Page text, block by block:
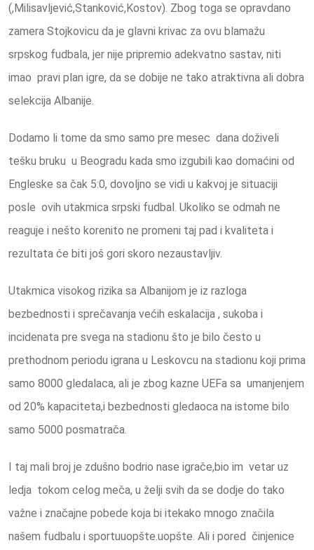
(,Milisavljević,Stanković,Kostov). Zbog toga se opravdano
zamera Stojkovicu da je glavni krivac za ovu blamažu
srpskog fudbala, jer nije pripremio adekvatno sastav, niti
imao pravi plan igre, da se dobije ne tako atraktivna ali dobra
selekcija Albanije.
Dodamo li tome da smo samo pre mesec dana doživeli
tešku bruku u Beogradu kada smo izgubili kao domaćini od
Engleske sa čak 5:0, dovoljno se vidi u kakvoj je situaciji
posle ovih utakmica srpski fudbal. Ukoliko se odmah ne
reaguje i nešto korenito ne promeni taj pad i kvaliteta i
rezultata će biti još gori skoro nezaustavljiv.
Utakmica visokog rizika sa Albanijom je iz razloga
bezbednosti i sprečavanja većih eskalacija , sukoba i
incidenata pre svega na stadionu što je bilo često u
prethodnom periodu igrana u Leskovcu na stadionu koji prima
samo 8000 gledalaca, ali je zbog kazne UEFa sa umanjenjem
od 20% kapaciteta,i bezbednosti gledaoca na istome bilo
samo 5000 posmatrača.
I taj mali broj je zdušno bodrio nase igrače,bio im vetar uz
ledja tokom celog meča, u želji svih da se dodje do tako
važne i značajne pobede koja bi itekako mnogo značila
našem fudbalu i sportuuopšte.uopšte. Ali i pored činjenice